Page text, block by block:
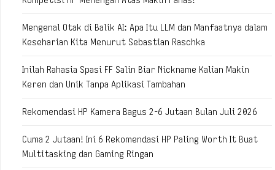
Mengenal Otak di Balik AI: Apa Itu LLM dan Manfaatnya dalam
Keseharian Kita Menurut Sebastian Raschka
Inilah Rahasia Spasi FF Salin Biar Nickname Kalian Makin
Keren dan Unik Tanpa Aplikasi Tambahan
Rekomendasi HP Kamera Bagus 2-6 Jutaan Bulan Juli 2026
Cuma 2 Jutaan! Ini 6 Rekomendasi HP Paling Worth It Buat
Multitasking dan Gaming Ringan